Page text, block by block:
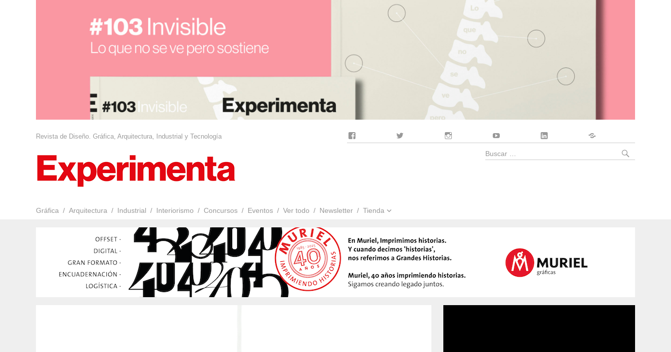
Revista de Diseño. Gráfica, Arquitectura, Industrial y Tecnología
Gráfica Arquitectura Industrial Interiorismo Concursos Eventos Ver todo Newsletter Tienda
Buscar